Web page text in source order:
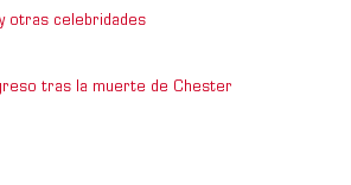
otras celebridades
tras la muerte de Chester